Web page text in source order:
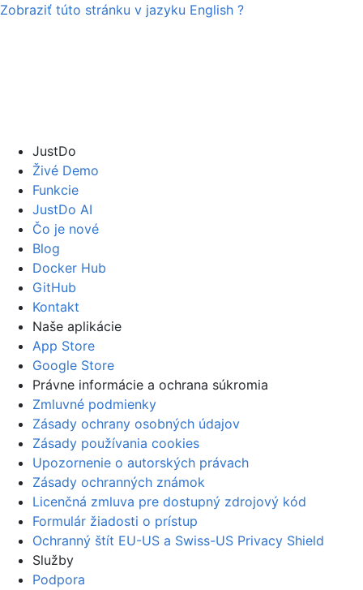
Zobraziť túto stránku v jazyku English ?
JustDo
Živé Demo
Funkcie
JustDo AI
Čo je nové
Blog
Docker Hub
GitHub
Kontakt
Naše aplikácie
App Store
Google Store
Právne informácie a ochrana súkromia
Zmluvné podmienky
Zásady ochrany osobných údajov
Zásady používania cookies
Upozornenie o autorských právach
Zásady ochranných známok
Licenčná zmluva pre dostupný zdrojový kód
Formulár žiadosti o prístup
Ochranný štít EU-US a Swiss-US Privacy Shield
Služby
Podpora